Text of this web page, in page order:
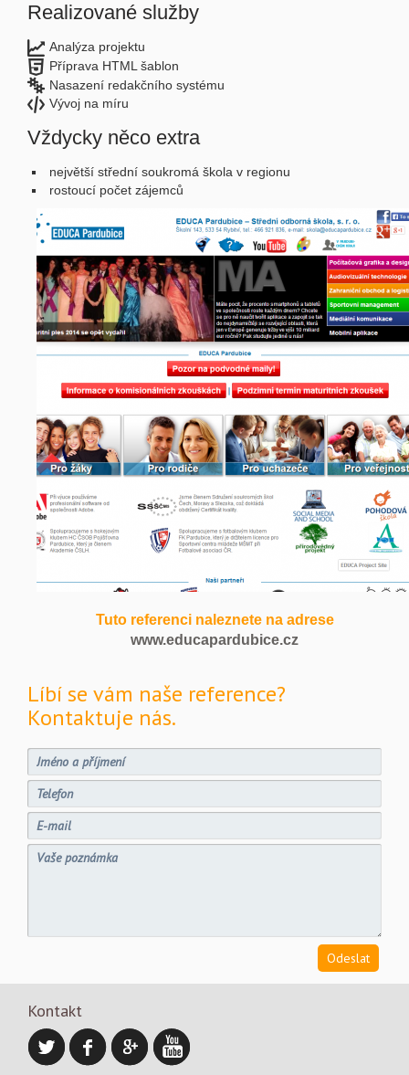
Realizované služby
Analýza projektu
Příprava HTML šablon
Nasazení redakčního systému
Vývoj na míru
Vždycky něco extra
největší střední soukromá škola v regionu
rostoucí počet zájemců
Tuto referenci naleznete na adrese
www.educapardubice.cz
Líbí se vám naše reference?
Kontaktuje nás.
Kontakt